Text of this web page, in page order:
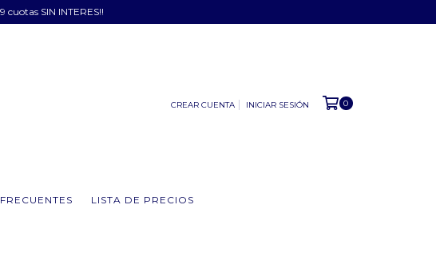
SIN INTERES!!
CREAR CUENTA INICIAR SESIÓN 0
LISTA DE PRECIOS